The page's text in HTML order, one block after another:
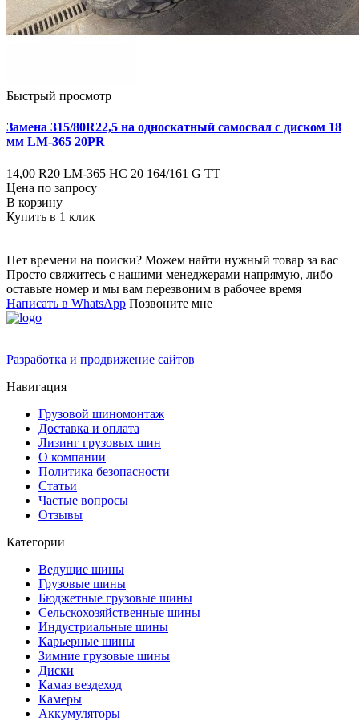
Быстрый просмотр
Замена 315/80R22,5 на односкатный самосвал с диском 18
мм LM-365 20PR
14,00 R20 LM-365 НС 20 164/161 G ТТ
Цена по запросу
В корзину
Купить в 1 клик
Нет времени на поиски? Можем найти нужный товар за вас
Просто свяжитесь с нашими менеджерами напрямую, либо
оставьте номер и мы вам перезвоним в рабочее время
Написать в WhatsApp Позвоните мне
Разработка и продвижение сайтов
Навигация
Грузовой шиномонтаж
Доставка и оплата
Лизинг грузовых шин
О компании
Политика безопасности
Статьи
Частые вопросы
Отзывы
Категории
Ведущие шины
Грузовые шины
Бюджетные грузовые шины
Сельскохозяйственные шины
Индустриальные шины
Карьерные шины
Зимние грузовые шины
Диски
Камаз вездеход
Камеры
Аккумуляторы